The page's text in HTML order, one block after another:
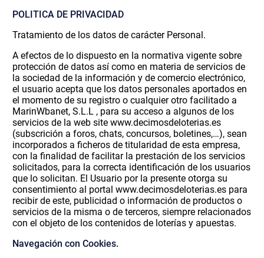
POLITICA DE PRIVACIDAD
Tratamiento de los datos de carácter Personal.
A efectos de lo dispuesto en la normativa vigente sobre
protección de datos así como en materia de servicios de
la sociedad de la información y de comercio electrónico,
el usuario acepta que los datos personales aportados en
el momento de su registro o cualquier otro facilitado a
MarinWbanet, S.L.L , para su acceso a algunos de los
servicios de la web site www.decimosdeloterias.es
(subscrición a foros, chats, concursos, boletines,…), sean
incorporados a ficheros de titularidad de esta empresa,
con la finalidad de facilitar la prestación de los servicios
solicitados, para la correcta identificación de los usuarios
que lo solicitan. El Usuario por la presente otorga su
consentimiento al portal www.decimosdeloterias.es para
recibir de este, publicidad o información de productos o
servicios de la misma o de terceros, siempre relacionados
con el objeto de los contenidos de loterías y apuestas.
Navegación con Cookies.